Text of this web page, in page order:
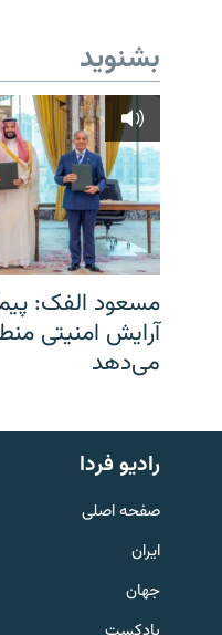
English
به ما بپیوندید
بشنوید
مسعود الفک:
آرایش امنیتی
می‌دهد
رادیو فردا
صفحه اصلی
ایران
جهان